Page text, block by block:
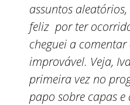
assuntos
feliz por ter
cheguei a
improvável. Veja,
primeira vez no
papo sobre capas